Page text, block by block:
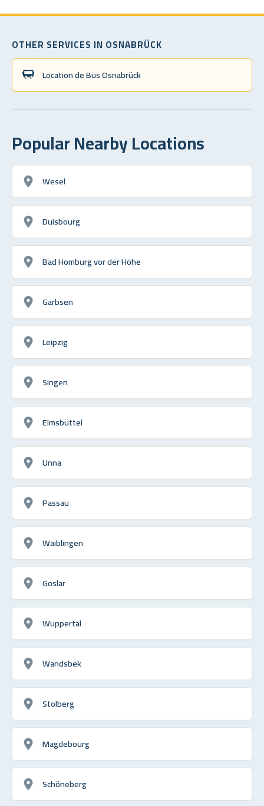
OTHER SERVICES IN OSNABRÜCK
Location de Bus Osnabrück
Popular Nearby Locations
Wesel
Duisbourg
Bad Homburg vor der Höhe
Garbsen
Leipzig
Singen
Eimsbüttel
Unna
Passau
Waiblingen
Goslar
Wuppertal
Wandsbek
Stolberg
Magdebourg
Schöneberg